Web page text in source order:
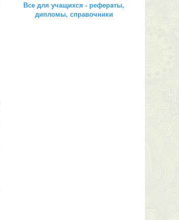
Все для учащихся - рефераты,
дипломы, справочники